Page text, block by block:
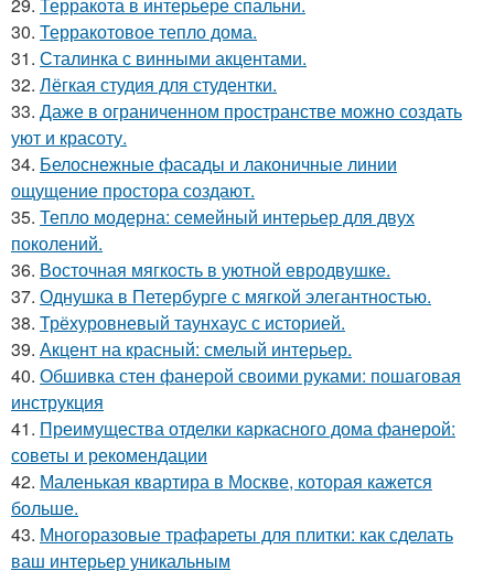
30. Терракотовое тепло дома.
31. Сталинка с винными акцентами.
32. Лёгкая студия для студентки.
33. Даже в ограниченном пространстве можно создать
уют и красоту.
34. Белоснежные фасады и лаконичные линии
ощущение простора создают.
35. Тепло модерна: семейный интерьер для двух
поколений.
36. Восточная мягкость в уютной евродвушке.
37. Однушка в Петербурге с мягкой элегантностью.
38. Трёхуровневый таунхаус с историей.
39. Акцент на красный: смелый интерьер.
40. Обшивка стен фанерой своими руками: пошаговая
инструкция
41. Преимущества отделки каркасного дома фанерой:
советы и рекомендации
42. Маленькая квартира в Москве, которая кажется
больше.
43. Многоразовые трафареты для плитки: как сделать
ваш интерьер уникальным